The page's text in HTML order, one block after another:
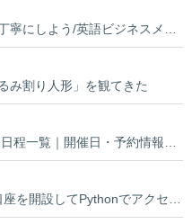
み割り人形」を観てきた